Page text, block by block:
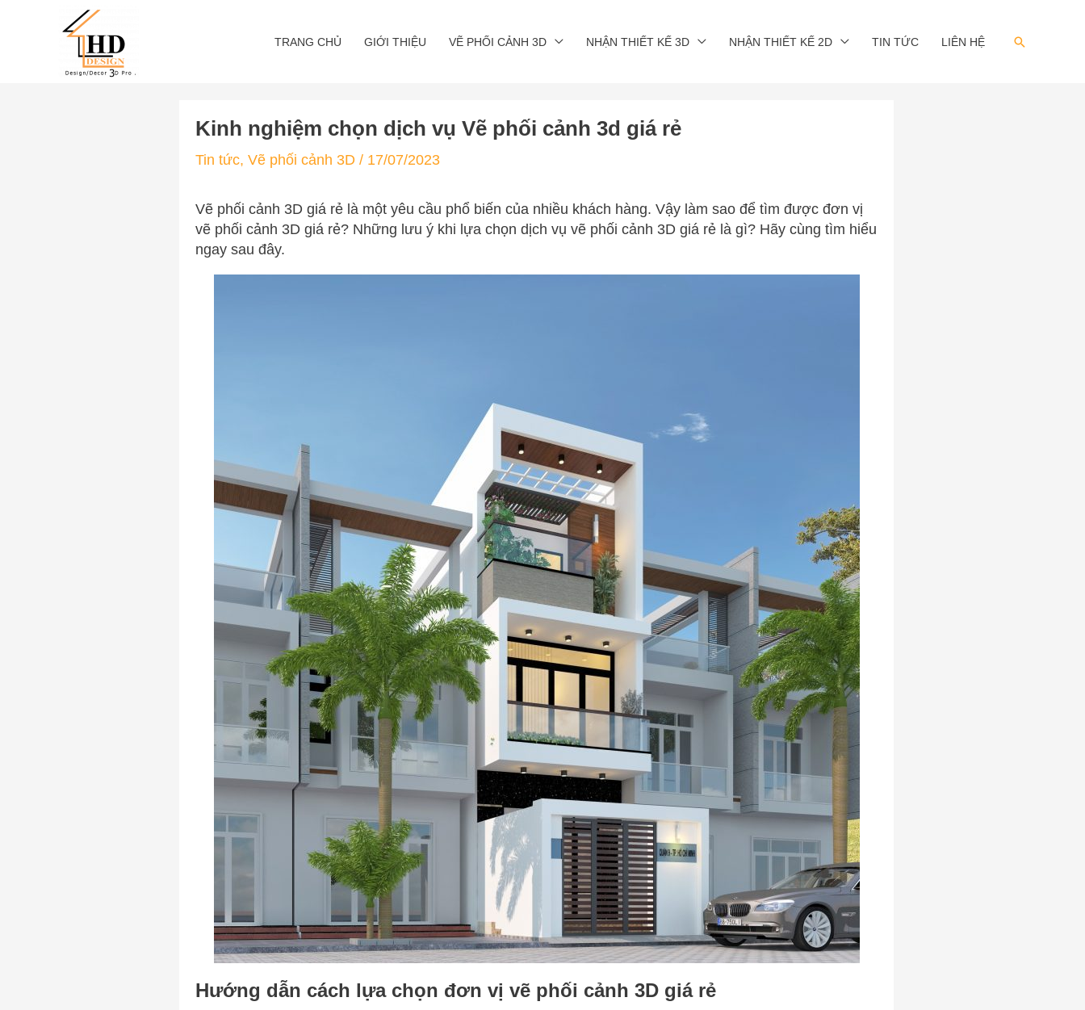
TRANG CHỦ GIỚI THIỆU VẼ PHỐI CẢNH 3D NHẬN THIẾT KẾ 3D NHẬN THIẾT KẾ 2D TIN TỨC LIÊN HỆ Search
Kinh nghiệm chọn dịch vụ Vẽ phối cảnh 3d giá rẻ
Tin tức, Vẽ phối cảnh 3D / 17/07/2023
Vẽ phối cảnh 3D giá rẻ là một yêu cầu phổ biến của nhiều khách hàng. Vậy làm sao để tìm được đơn vị
vẽ phối cảnh 3D giá rẻ? Những lưu ý khi lựa chọn dịch vụ vẽ phối cảnh 3D giá rẻ là gì? Hãy cùng tìm hiểu
ngay sau đây.
Hướng dẫn cách lựa chọn đơn vị vẽ phối cảnh 3D giá rẻ